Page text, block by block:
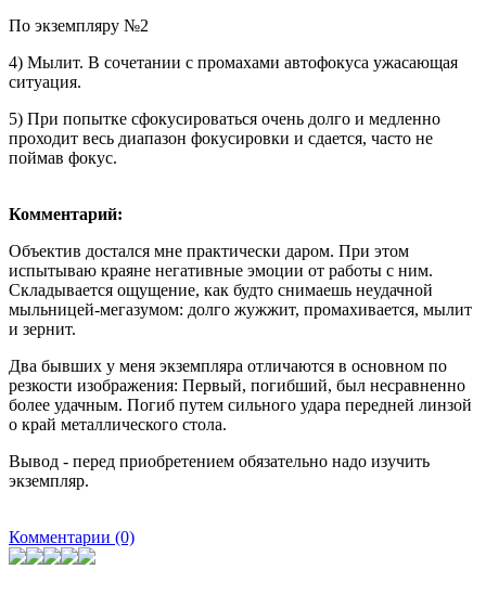
По экземпляру №2
4) Мылит. В сочетании с промахами автофокуса ужасающая
ситуация.
5) При попытке сфокусироваться очень долго и медленно
проходит весь диапазон фокусировки и сдается, часто не
поймав фокус.
Комментарий:
Объектив достался мне практически даром. При этом
испытываю краяне негативные эмоции от работы с ним.
Складывается ощущение, как будто снимаешь неудачной
мыльницей-мегазумом: долго жужжит, промахивается, мылит
и зернит.
Два бывших у меня экземпляра отличаются в основном по
резкости изображения: Первый, погибший, был несравненно
более удачным. Погиб путем сильного удара передней линзой
о край металлического стола.
Вывод - перед приобретением обязательно надо изучить
экземпляр.
Комментарии (0)